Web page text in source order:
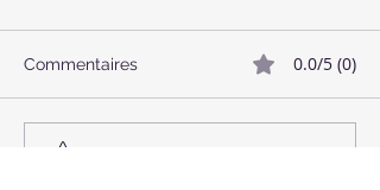
Commentaires 0.0/5 (0)